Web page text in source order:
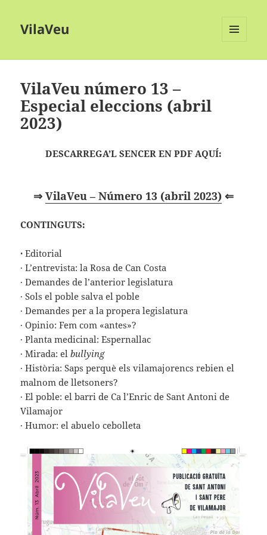
VilaVeu
VilaVeu número 13 –
Especial eleccions (abril
2023)
DESCARREGA’L SENCER EN PDF AQUÍ:
⇒ VilaVeu – Número 13 (abril 2023) ⇐
CONTINGUTS:
· Editorial
· L’entrevista: la Rosa de Can Costa
· Demandes de l’anterior legislatura
· Sols el poble salva el poble
· Demandes per a la propera legislatura
· Opinio: Fem com «antes»?
· Planta medicinal: Espernallac
· Mirada: elbullying
· Història: Saps perquè els vilamajorencs rebien el
malnom de lletsoners?
· El poble: el barri de Ca l’Enric de Sant Antoni de
Vilamajor
· Humor: el abuelo cebolleta